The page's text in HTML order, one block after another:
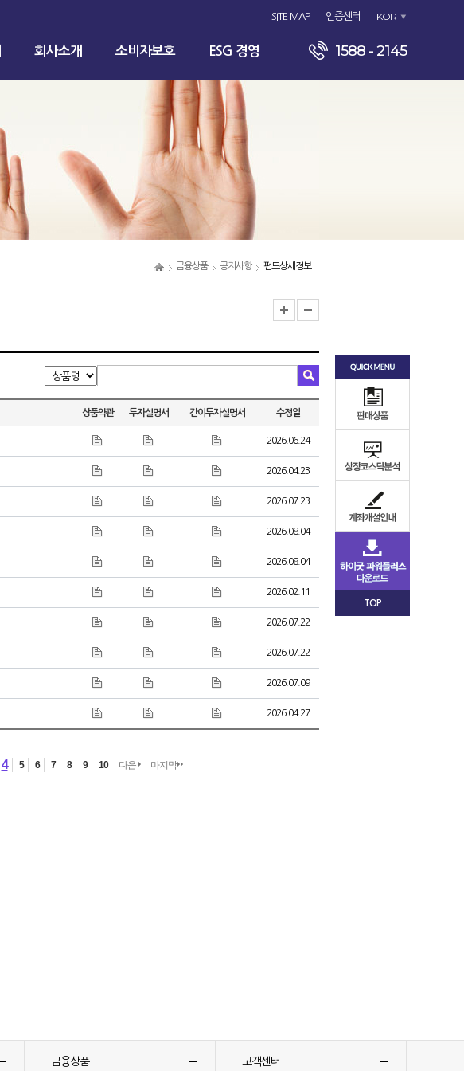
SITE MAP 인증센터 KOR
회사소개 소비자보호 ESG 경영 1588 - 2145
금융상품 공지사항 펀드상세정보
상품약관 투자설명서 간이투자설명서 수정일
2026.06.24
2026.04.23
2026.07.23
2026.08.04
2026.08.04
2026.02.11
2026.07.22
2026.07.22
2026.07.09
2026.04.27
4 5 6 7 8 9 10 다음 마지막
TOP
금융상품 고객센터